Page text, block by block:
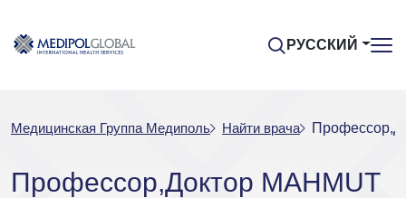
РУССКИЙ
Медицинская Группа Медиполь Найти врача
Профессор,Доктор MAHMUT